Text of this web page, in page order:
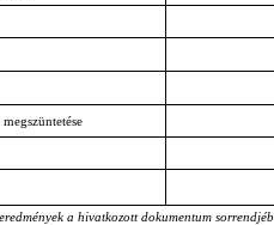
a hivatkozott dokumentum